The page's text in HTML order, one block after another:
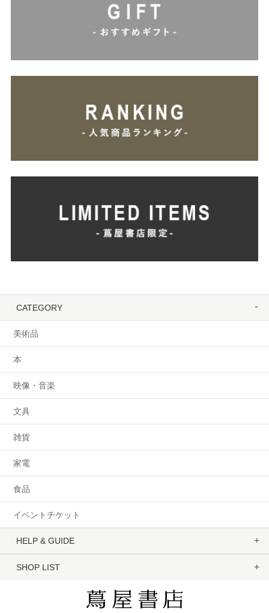
CATEGORY
美術品
本
映像・音楽
文具
雑貨
家電
食品
イベントチケット
HELP & GUIDE
SHOP LIST